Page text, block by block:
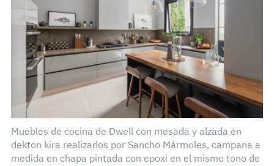
Muebles de cocina de Dwell con mesada y alzada en
dekton kira realizados por Sancho Mármoles, campana a
medida en chapa pintada con epoxi en el mismo tono de